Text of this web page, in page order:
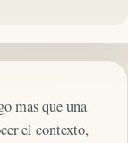
mas que una
el contexto,